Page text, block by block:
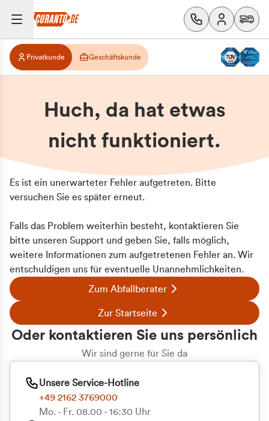
Privatkunde Geschäftskunde
Huch, da hat etwas
nicht funktioniert.
Es ist ein unerwarteter Fehler aufgetreten. Bitte
versuchen Sie es später erneut.
Falls das Problem weiterhin besteht, kontaktieren Sie
bitte unseren Support und geben Sie, falls möglich,
weitere Informationen zum aufgetretenen Fehler an. Wir
entschuldigen uns für eventuelle Unannehmlichkeiten.
Zum Abfallberater
Zur Startseite
Oder kontaktieren Sie uns persönlich
Wir sind gerne für Sie da
Unsere Service-Hotline
+49 2162 3769000
Mo. - Fr. 08.00 - 16:30 Uhr